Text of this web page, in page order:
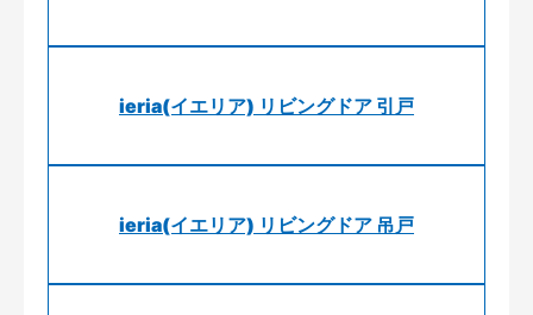
ieria(イエリア) リビングドア 引戸
ieria(イエリア) リビングドア 吊戸